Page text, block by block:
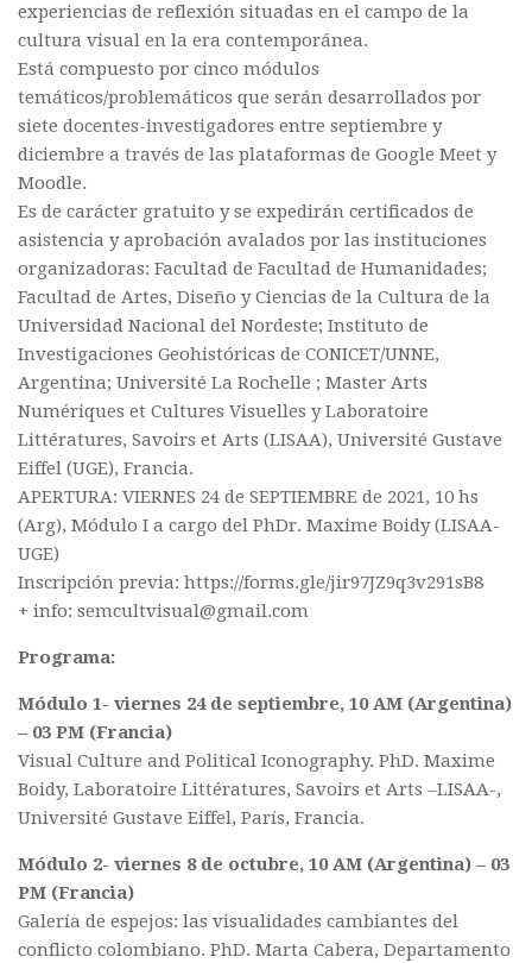
experiencias de reflexión situadas en el campo de la
cultura visual en la era contemporánea.
Está compuesto por cinco módulos
temáticos/problemáticos que serán desarrollados por
siete docentes-investigadores entre septiembre y
diciembre a través de las plataformas de Google Meet y
Moodle.
Es de carácter gratuito y se expedirán certificados de
asistencia y aprobación avalados por las instituciones
organizadoras: Facultad de Facultad de Humanidades;
Facultad de Artes, Diseño y Ciencias de la Cultura de la
Universidad Nacional del Nordeste; Instituto de
Investigaciones Geohistóricas de CONICET/UNNE,
Argentina; Université La Rochelle ; Master Arts
Numériques et Cultures Visuelles y Laboratoire
Littératures, Savoirs et Arts (LISAA), Université Gustave
Eiffel (UGE), Francia.
APERTURA: VIERNES 24 de SEPTIEMBRE de 2021, 10 hs
(Arg), Módulo I a cargo del PhDr. Maxime Boidy (LISAA-
UGE)
Inscripción previa: https://forms.gle/jir97JZ9q3v291sB8
+ info: semcultvisual@gmail.com
Programa:
Módulo 1- viernes 24 de septiembre, 10 AM (Argentina)
– 03 PM (Francia)
Visual Culture and Political Iconography. PhD. Maxime
Boidy, Laboratoire Littératures, Savoirs et Arts –LISAA-,
Université Gustave Eiffel, París, Francia.
Módulo 2- viernes 8 de octubre, 10 AM (Argentina) – 03
PM (Francia)
Galería de espejos: las visualidades cambiantes del
conflicto colombiano. PhD. Marta Cabera, Departamento